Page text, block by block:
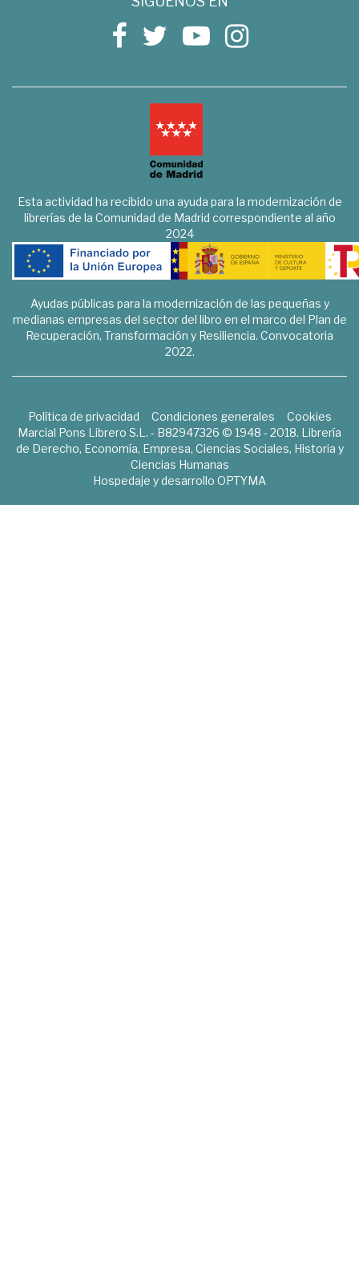
Esta actividad ha recibido una ayuda para la modernización de
librerías de la Comunidad de Madrid correspondiente al año
2024
Ayudas públicas para la modernización de las pequeñas y
medianas empresas del sector del libro en el marco del Plan de
Recuperación, Transformación y Resiliencia. Convocatoria
2022.
Política de privacidad Condiciones generales
Cookies
Marcial Pons Librero S.L. - B82947326 © 1948 - 2018. Librería
de Derecho, Economía, Empresa, Ciencias Sociales, Historia y
Ciencias Humanas
Hospedaje y desarrollo OPTYMA